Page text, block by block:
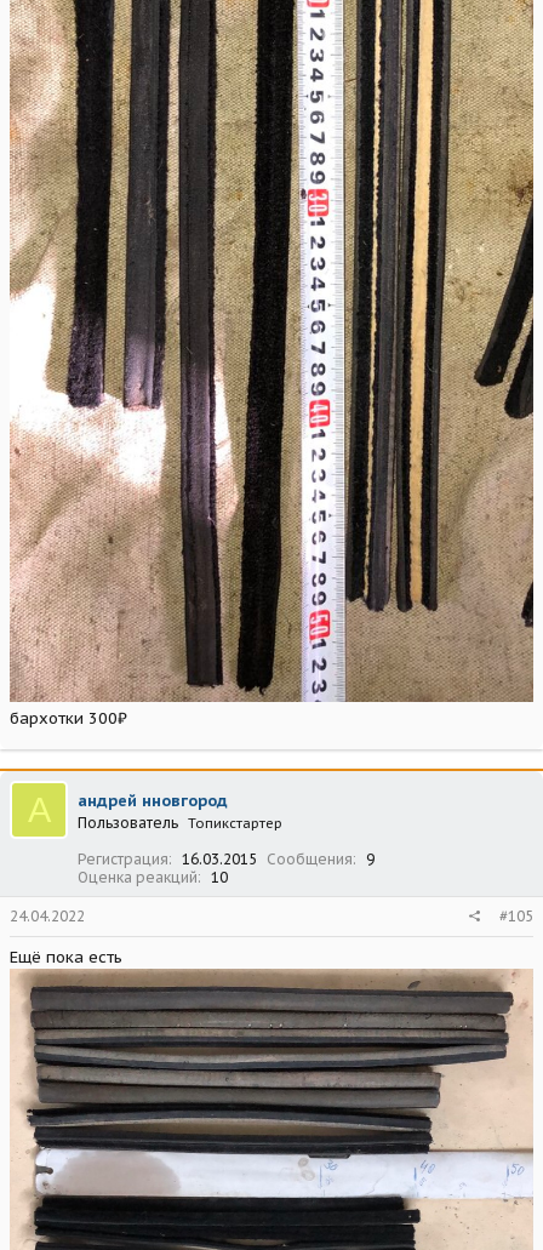
бархотки 300₽
А андрей нновгород
Пользователь Топикстартер
Регистрация 16.03.2015 Сообщения
9
Оценка реакций
10
24.04.2022 #105
Ещё пока есть